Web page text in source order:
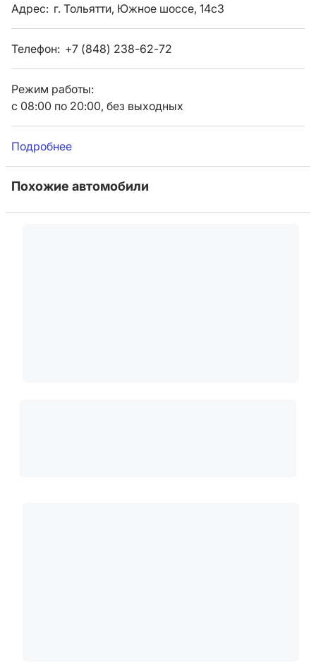
Адрес: г. Тольятти, Южное шоссе, 14с3
Телефон: +7 (848) 238-62-72
Режим работы:
с 08:00 по 20:00, без выходных
Подробнее
Похожие автомобили